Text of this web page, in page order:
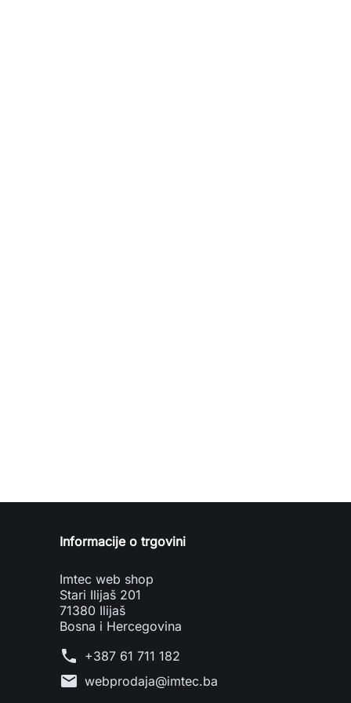
Informacije o trgovini
Imtec web shop
Stari Ilijaš 201
71380 Ilijaš
Bosna i Hercegovina
phone +387 61 711 182
mail webprodaja@imtec.ba